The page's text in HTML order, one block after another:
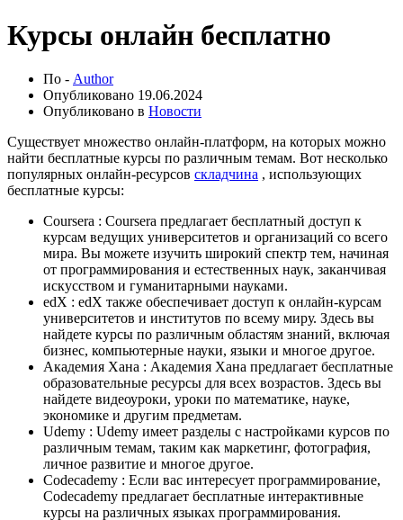
Курсы онлайн бесплатно
По - Author
Опубликовано 19.06.2024
Опубликовано в Новости
Существует множество онлайн-платформ, на которых можно
найти бесплатные курсы по различным темам. Вот несколько
популярных онлайн-ресурсов складчина , использующих
бесплатные курсы:
Coursera : Coursera предлагает бесплатный доступ к
курсам ведущих университетов и организаций со всего
мира. Вы можете изучить широкий спектр тем, начиная
от программирования и естественных наук, заканчивая
искусством и гуманитарными науками.
edX : edX также обеспечивает доступ к онлайн-курсам
университетов и институтов по всему миру. Здесь вы
найдете курсы по различным областям знаний, включая
бизнес, компьютерные науки, языки и многое другое.
Академия Хана : Академия Хана предлагает бесплатные
образовательные ресурсы для всех возрастов. Здесь вы
найдете видеоуроки, уроки по математике, науке,
экономике и другим предметам.
Udemy : Udemy имеет разделы с настройками курсов по
различным темам, таким как маркетинг, фотография,
личное развитие и многое другое.
Codecademy : Если вас интересует программирование,
Codecademy предлагает бесплатные интерактивные
курсы на различных языках программирования.